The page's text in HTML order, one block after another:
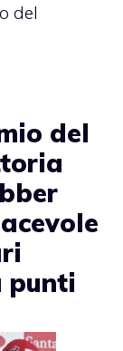
del
del
punti